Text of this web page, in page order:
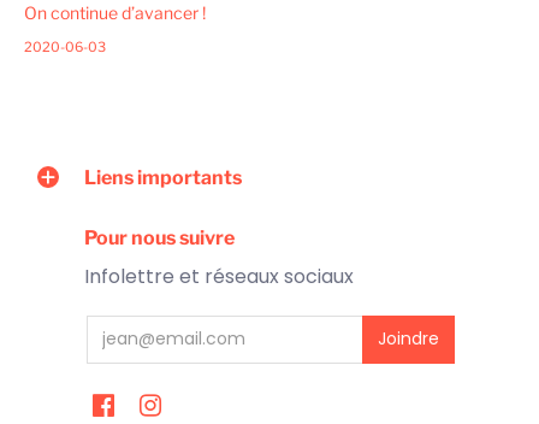
On continue d’avancer !
2020-06-03
Liens importants
Pour nous suivre
Infolettre et réseaux sociaux